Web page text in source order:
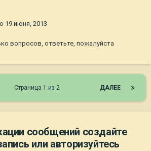
19 июня, 2013
вопросов, ответьте, пожалуйста
ДАЛЕЕ
Страница 1 из 2
сообщений создайте
или авторизуйтесь